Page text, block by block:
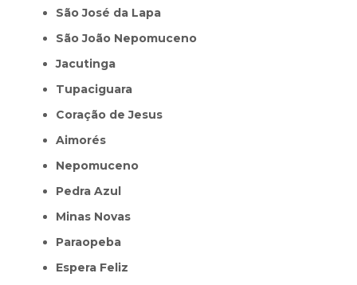
São José da Lapa
São João Nepomuceno
Jacutinga
Tupaciguara
Coração de Jesus
Aimorés
Nepomuceno
Pedra Azul
Minas Novas
Paraopeba
Espera Feliz